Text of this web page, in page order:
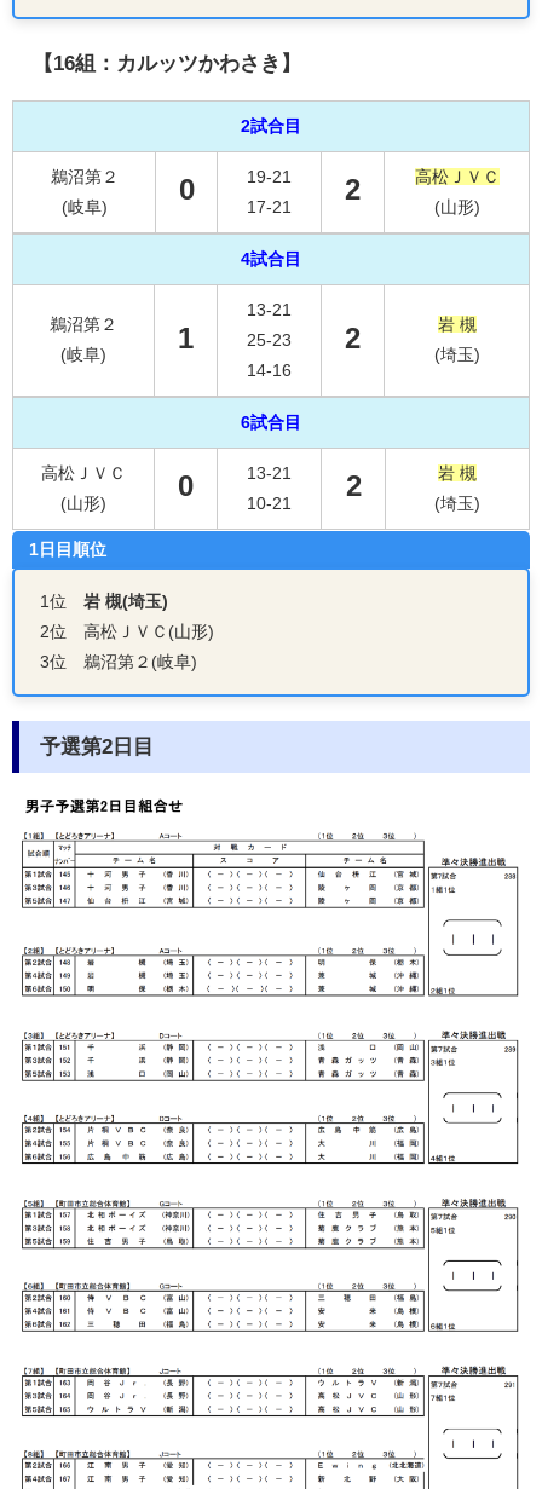
【16組：カルッツかわさき】
2試合目
鵜沼第２
(岐阜)
0
19-21
17-21
2
高松ＪＶＣ
(山形)
4試合目
鵜沼第２
(岐阜)
1
13-21
25-23
14-16
2
岩 槻
(埼玉)
6試合目
高松ＪＶＣ
(山形)
0
13-21
10-21
2
岩 槻
(埼玉)
1日目順位
1位 岩 槻(埼玉)
2位 高松ＪＶＣ(山形)
3位 鵜沼第２(岐阜)
予選第2日目